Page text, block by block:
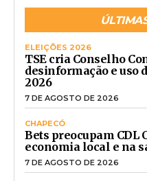
ELEIÇÕES 2026
TSE cria Conselho
desinformação e uso
2026
7 DE AGOSTO DE 2026
CHAPECÓ
Bets preocupam CDL
economia local e na
7 DE AGOSTO DE 2026